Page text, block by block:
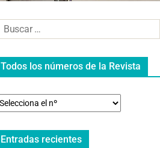
Todos los números de la Revista
Entradas recientes